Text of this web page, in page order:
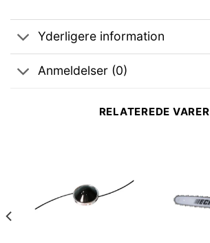
Yderligere information
Anmeldelser (0)
RELATEREDE VARER